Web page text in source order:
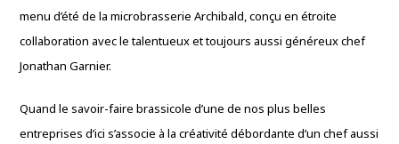
menu d’été de la microbrasserie Archibald,conçu en étroite
collaboration avec le talentueux et toujours aussi généreux chef
Jonathan Garnier.
Quand le savoir-faire brassicole d’une de nos plus belles
entreprises d’ici s’associe à la créativité débordante d’un chef aussi